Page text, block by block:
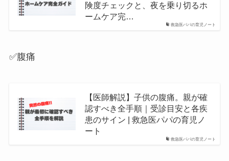
救急医パパの育児ノート
険度チェックと、夜を乗り切るホ
ームケア完…
✅腹痛
救急医パパの育児ノート
【医師解説】子供の腹痛。親が確
認すべき全手順｜受診目安と各疾
患のサイン | 救急医パパの育児ノ
ート